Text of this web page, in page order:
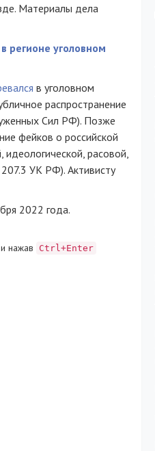
Материалы дела
регионе уголовном
в уголовном
распространение
Сил РФ). Позже
фейков о российской
расовой,
207.3 УК РФ). Активисту
2022 года.
нажав Ctrl+Enter